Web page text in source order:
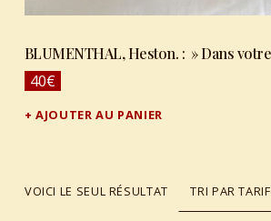
BLUMENTHAL, Heston. : » Dans
40€
AJOUTER AU PANIER
VOICI LE SEUL RÉSULTAT